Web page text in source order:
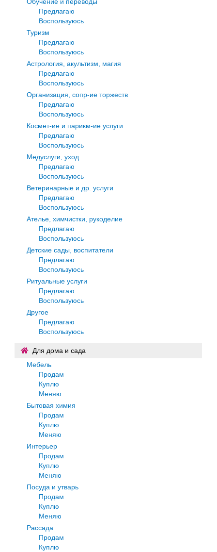
Предлагаю
Воспользуюсь
Туризм
Предлагаю
Воспользуюсь
Астрология, акультизм, магия
Предлагаю
Воспользуюсь
Организация, сопр-ие торжеств
Предлагаю
Воспользуюсь
Космет-ие и парикм-ие услуги
Предлагаю
Воспользуюсь
Медуслуги, уход
Предлагаю
Воспользуюсь
Ветеринарные и др. услуги
Предлагаю
Воспользуюсь
Ателье, химчистки, рукоделие
Предлагаю
Воспользуюсь
Детские сады, воспитатели
Предлагаю
Воспользуюсь
Ритуальные услуги
Предлагаю
Воспользуюсь
Другое
Предлагаю
Воспользуюсь
Для дома и сада
Мебель
Продам
Куплю
Меняю
Бытовая химия
Продам
Куплю
Меняю
Интерьер
Продам
Куплю
Меняю
Посуда и утварь
Продам
Куплю
Меняю
Рассада
Продам
Куплю